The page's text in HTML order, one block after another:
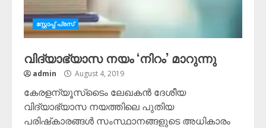
സ്റ്റോപ്പ്‌ പ്രസ്‌
വിദ്യാഭ്യാസ നയം ‘നിറം’ മാറുന്നു
admin August 4, 2019
കേരളന്യൂസ്‌ടൈം ലേഖകൻ ദേശീയ
വിദ്യാഭ്യാസ നയത്തിലെ പുതിയ
പരിഷ്‌കാരങ്ങൾ സംസ്ഥാനങ്ങളുടെ അധികാരം